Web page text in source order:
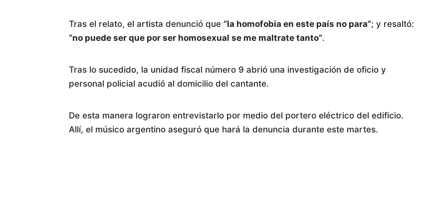
Tras el relato, el artista denunció que “la homofobia en este país no para”; y resaltó:
“no puede ser que por ser homosexual se me maltrate tanto”.
Tras lo sucedido, la unidad fiscal número 9 abrió una investigación de oficio y
personal policial acudió al domicilio del cantante.
De esta manera lograron entrevistarlo por medio del portero eléctrico del edificio.
Allí, el músico argentino aseguró que hará la denuncia durante este martes.